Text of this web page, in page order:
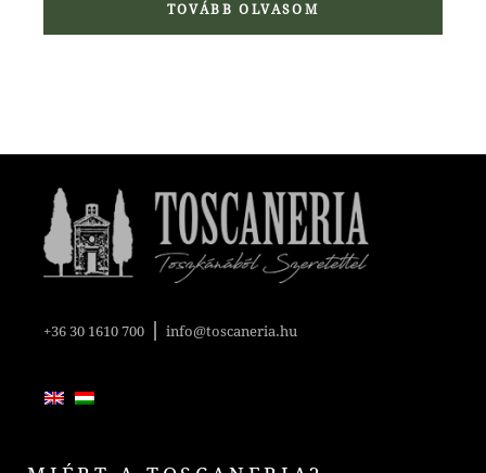
TOVÁBB OLVASOM
+36 30 1610 700 |info@toscaneria.hu